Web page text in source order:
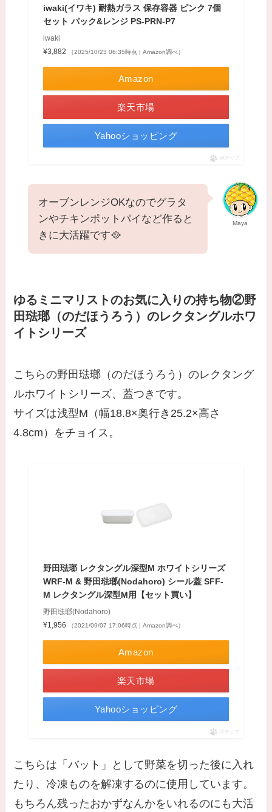
iwaki(イワキ) 耐熱ガラス 保存容器 ピンク 7個
セット パック&レンジ PS-PRN-P7
iwaki
¥3,882
（2025/10/23 06:35時点 | Amazon調べ）
Amazon
楽天市場
Yahooショッピング
ポチップ
Maya
オーブンレンジOKなのでグラタ
ンやチキンポットパイなど作ると
きに大活躍です🥘
ゆるミニマリストのお気に入りの持ち物②野
田琺瑯（のだほうろう）のレクタングルホワ
イトシリーズ
こちらの野田琺瑯（のだほうろう）のレクタング
ルホワイトシリーズ、蓋つきです。
サイズは浅型M（幅18.8×奥行き25.2×高さ
4.8cm）をチョイス。
野田琺瑯 レクタングル深型M ホワイトシリーズ
WRF-M & 野田琺瑯(Nodahoro) シール蓋 SFF-
M レクタングル深型M用【セット買い】
野田琺瑯(Nodahoro)
¥1,956
（2021/09/07 17:06時点 | Amazon調べ）
Amazon
楽天市場
Yahooショッピング
ポチップ
こちらは「バット」として野菜を切った後に入れ
たり、冷凍ものを解凍するのに使用しています。
もちろん残ったおかずなんかをいれるのにも大活